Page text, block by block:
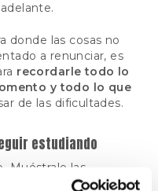
donde las cosas no
a renunciar, es
recordarle todo lo
y todo lo que
de las dificultades.
estudiando
Muéstrale las